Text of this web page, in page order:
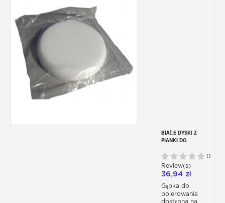
BIAŁE DYSKI Z
PIANKI DO
145MM X 25MM
0
Review(s)
36,94 zł
Gąbka do
polerowania
dostępna na